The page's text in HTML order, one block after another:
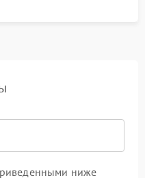
ниже